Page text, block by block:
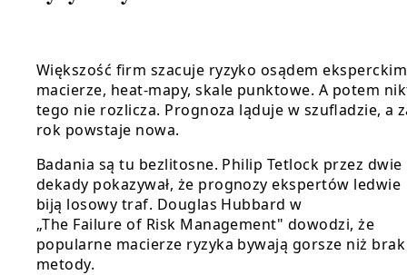
Większość firm szacuje ryzyko osądem
macierze, heat-mapy, skale punktowe. A potem
tego nie rozlicza. Prognoza ląduje w szufladzie, a
rok powstaje nowa.
Badania są tu bezlitosne. Philip Tetlock przez dwie
dekady pokazywał, że prognozy ekspertów ledwie
biją losowy traf. Douglas Hubbard w
„The Failure of Risk Management" dowodzi, że
popularne macierze ryzyka bywają gorsze niż brak
metody.